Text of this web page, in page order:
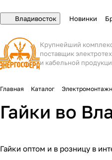
Владивосток Новинки
Крупнейший
поставщик
и кабельной
Главная Каталог
Гайки во
Гайки оптом и в розницу в